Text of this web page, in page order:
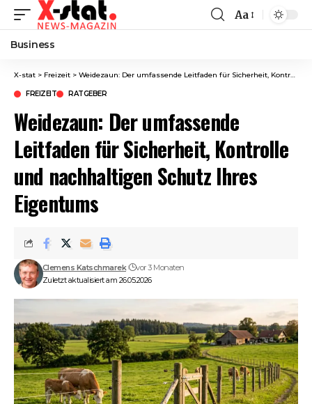
Font
Aa
Business
X-stat > Freizeit > Weidezaun: Der umfassende Leitfaden für Sicherheit, Kontrolle und nachhaltigen Schutz Ihres Eigentums
FREIZEIT RATGEBER
Weidezaun: Der umfassende
Leitfaden für Sicherheit, Kontrolle
und nachhaltigen Schutz Ihres
Eigentums
Zuletzt aktualisiert am 26.05.2026
Clemens Katschmarek vor 3 Monaten